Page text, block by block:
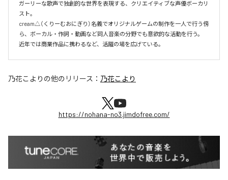
ガーリーな歌声で独創的な世界を表現する、クリエイティブな声優ボーカリ
スト。
cream△（くりーむおにぎり）名義でオリジナルゲームの制作を一人で行う傍
ら、ボーカル・作詞・動画など同人音楽の分野でも意欲的な活動を行う。
近年では商業作品に携わるなど、活躍の場を広げている。
乃花こより の他のリリース： 乃花こより
https://nohana-no3.jimdofree.com/